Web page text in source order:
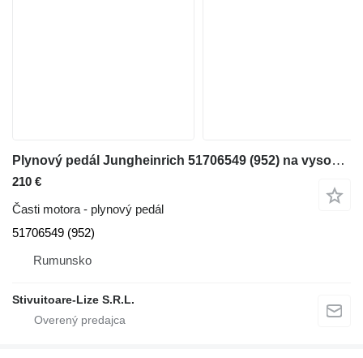
Plynový pedál Jungheinrich 51706549 (952) na vysokozdvižného vozíka
210 €
Časti motora - plynový pedál
51706549 (952)
Rumunsko
Stivuitoare-Lize S.R.L.